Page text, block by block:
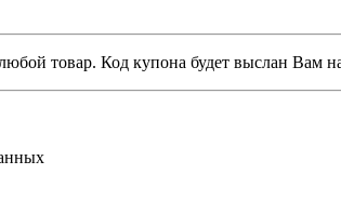
товар. Код купона будет выслан Вам